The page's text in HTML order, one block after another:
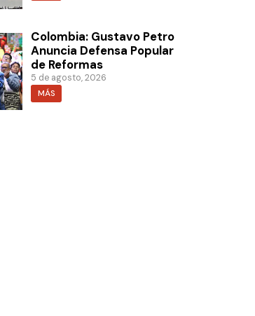
Colombia: Gustavo Petro
Anuncia Defensa Popular
de Reformas
5 de agosto, 2026
MÁS